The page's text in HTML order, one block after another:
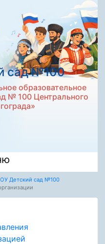
сад №100
образовательное
№ 100 Центрального
Детский сад №100